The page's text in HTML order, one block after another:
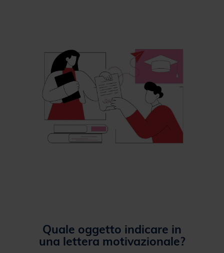
Quale oggetto indicare in
una lettera motivazionale?